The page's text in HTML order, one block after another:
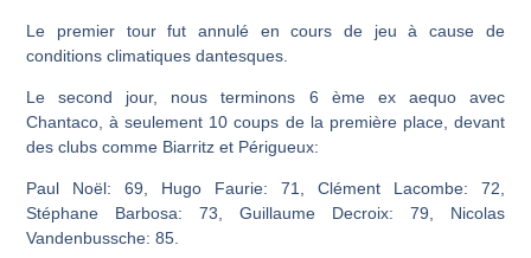
Le premier tour fut annulé en cours de jeu à cause de
conditions climatiques dantesques.
Le second jour, nous terminons 6 ème ex aequo avec
Chantaco, à seulement 10 coups de la première place, devant
des clubs comme Biarritz et Périgueux:
Paul Noël: 69, Hugo Faurie: 71, Clément Lacombe: 72,
Stéphane Barbosa: 73, Guillaume Decroix: 79, Nicolas
Vandenbussche: 85.